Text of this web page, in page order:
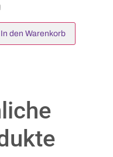
In den Warenkorb